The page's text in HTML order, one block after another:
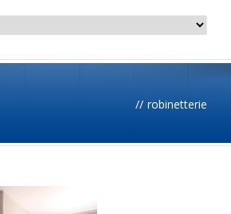
// robinetterie